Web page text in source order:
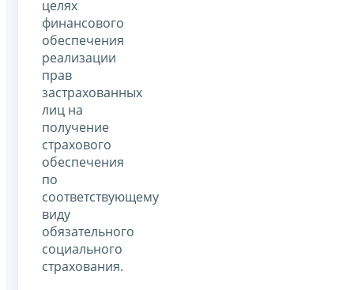
целях
финансового
обеспечения
реализации
прав
застрахованных
лиц на
получение
страхового
обеспечения
по
соответствующему
виду
обязательного
социального
страхования.